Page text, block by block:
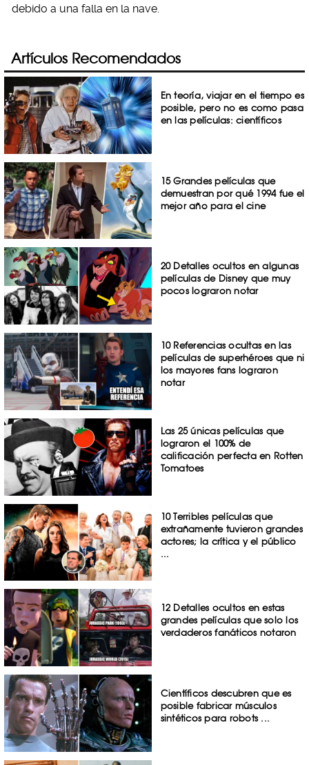
debido a una falla en la nave.
Artículos Recomendados
En teoría, viajar en el tiempo es
posible, pero no es como pasa
en las películas: científicos
15 Grandes películas que
demuestran por qué 1994 fue el
mejor año para el cine
20 Detalles ocultos en algunas
películas de Disney que muy
pocos lograron notar
10 Referencias ocultas en las
películas de superhéroes que ni
los mayores fans lograron
notar
Las 25 únicas películas que
lograron el 100% de
calificación perfecta en Rotten
Tomatoes
10 Terribles películas que
extrañamente tuvieron grandes
actores; la crítica y el público
...
12 Detalles ocultos en estas
grandes películas que solo los
verdaderos fanáticos notaron
Científicos descubren que es
posible fabricar músculos
sintéticos para robots ...